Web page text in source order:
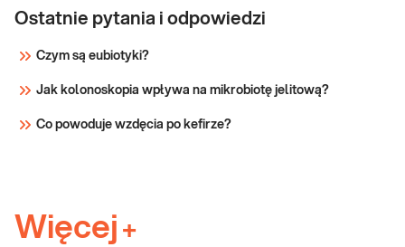
Ostatnie pytania i odpowiedzi
Czym są eubiotyki?
Jak kolonoskopia wpływa na mikrobiotę jelitową?
Co powoduje wzdęcia po kefirze?
Więcej +